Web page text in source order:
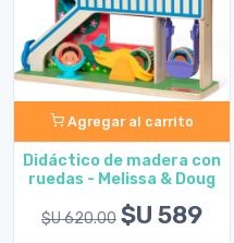
Agregar al carrito
Didáctico de madera con
ruedas - Melissa & Doug
$U 620.00 $U 589